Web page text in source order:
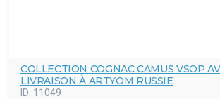
COLLECTION COGNAC CAMUS VSOP
LIVRAISON À ARTYOM RUSSIE
ID: 11049